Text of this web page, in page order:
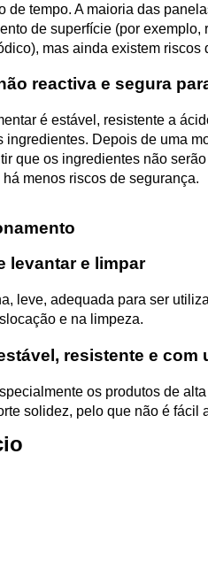
de tempo. A maioria das
de superfície (por exemplo,
mas ainda existem riscos
reactiva e segura
é estável, resistente a
ingredientes. Depois de uma
que os ingredientes não
menos riscos de segurança.
levantar e limpar
leve, adequada para ser
e na limpeza.
resistente e com
os produtos de
solidez, pelo que não é